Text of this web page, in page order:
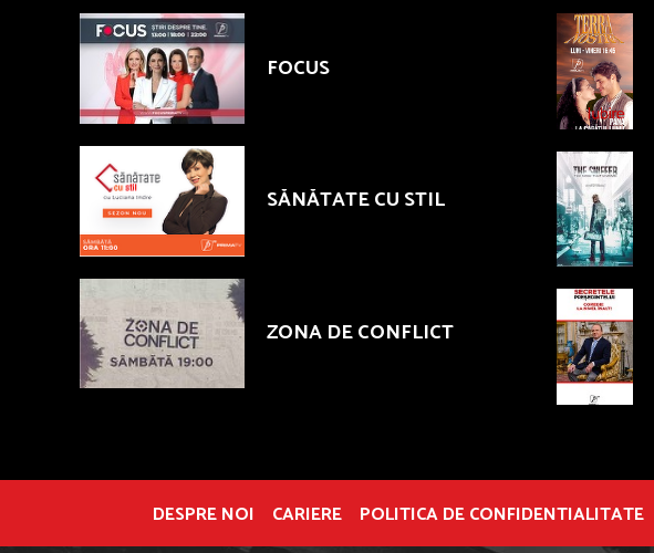
FOCUS
SĂNĂTATE CU STIL
ZONA DE CONFLICT
DESPRE NOI CARIERE POLITICA DE CONFIDENTIALITATE